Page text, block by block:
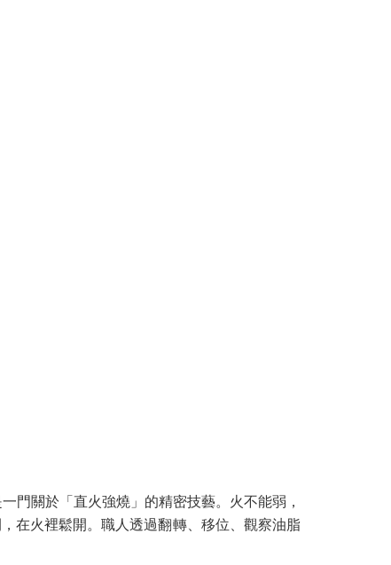
門關於「直火強燒」的精密技藝。火不能弱，
在火裡鬆開。職人透過翻轉、移位、觀察油脂